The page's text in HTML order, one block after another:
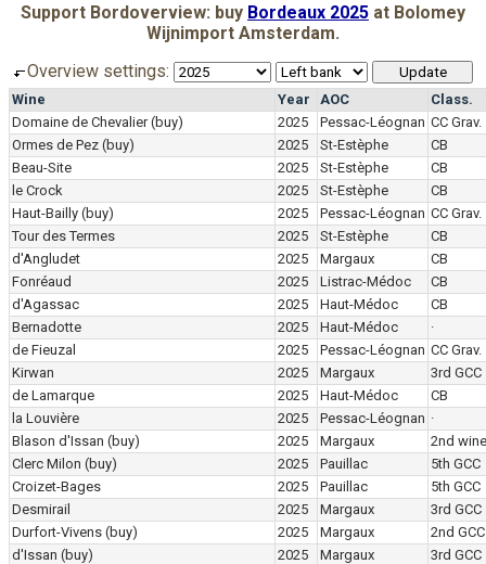
Support Bordoverview: buy Bordeaux 2025 at Bolomey
Wijnimport Amsterdam.
Overview settings:
Wine Year AOC
Class.
Domaine de Chevalier (buy) 2025 Pessac-Léognan CC Grav.
Ormes de Pez (buy) 2025 St-Estèphe
CB
Beau-Site
2025 St-Estèphe
CB
le Crock
2025 St-Estèphe
CB
Haut-Bailly (buy) 2025 Pessac-Léognan CC Grav.
Tour des Termes
2025 St-Estèphe
CB
d'Angludet
2025 Margaux
CB
Fonréaud
2025 Listrac-Médoc
CB
d'Agassac
2025 Haut-Médoc
CB
Bernadotte
2025 Haut-Médoc
·
de Fieuzal
2025 Pessac-Léognan CC Grav.
Kirwan
2025 Margaux
3rd GCC
de Lamarque
2025 Haut-Médoc
CB
la Louvière
2025 Pessac-Léognan ·
Blason d'Issan (buy) 2025 Margaux
2nd wine
Clerc Milon (buy) 2025 Pauillac
5th GCC
Croizet-Bages
2025 Pauillac
5th GCC
Desmirail
2025 Margaux
3rd GCC
Durfort-Vivens (buy) 2025 Margaux
2nd GCC
d'Issan (buy) 2025 Margaux
3rd GCC